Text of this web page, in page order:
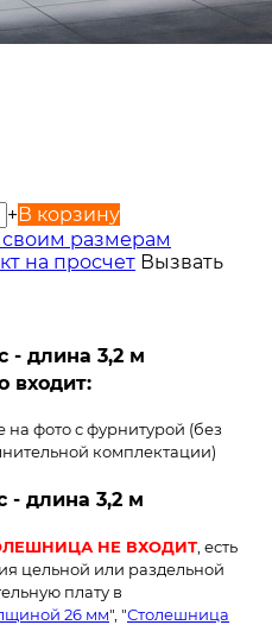
+В корзину
своим размерам
на просчет Вызвать
- длина 3,2 м
входит:
фото с фурнитурой (без
комплектации)
- длина 3,2 м
НЕ ВХОДИТ, есть
цельной или раздельной
плату в
26 мм", "Столешница